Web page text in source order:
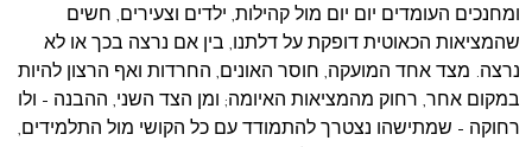
ומחנכים העומדים יום יום מול קהילות, ילדים וצעירים, חשים
שהמציאות הכאוטית דופקת על דלתנו, בין אם נרצה בכך או לא
נרצה. מצד אחד המועקה, חוסר האונים, החרדות ואף הרצון להיות
במקום אחר, רחוק מהמציאות האיומה; ומן הצד השני, ההבנה – ולו
רחוקה – שמתישהו נצטרך להתמודד עם כל הקושי מול התלמידים,